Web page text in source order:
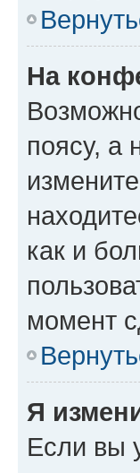
На
поясу, а
как и
момент
Я
Если вы